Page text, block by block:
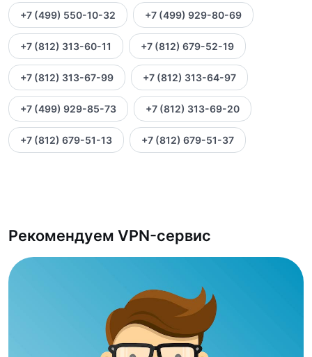
+7 (499) 550-10-32 +7 (499) 929-80-69
+7 (812) 313-60-11 +7 (812) 679-52-19
+7 (812) 313-67-99 +7 (812) 313-64-97
+7 (499) 929-85-73 +7 (812) 313-69-20
+7 (812) 679-51-13 +7 (812) 679-51-37
Рекомендуем VPN-сервис